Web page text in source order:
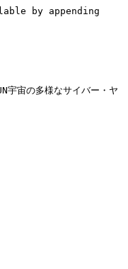
by appending
宇宙の多様なサイバー・ヤ